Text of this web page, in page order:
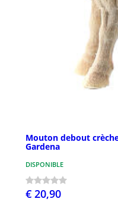
Mouton debout
Gardena
DISPONIBLE
€ 20,90